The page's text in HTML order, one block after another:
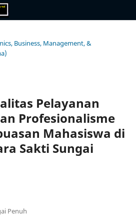
Business, Management, &
Pelayanan
Profesionalisme
Mahasiswa di
Sakti Sungai
Penuh